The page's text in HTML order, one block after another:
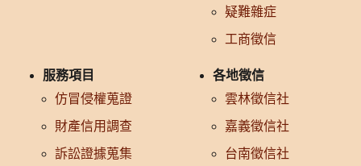
疑難雜症
工商徵信
服務項目
仿冒侵權蒐證
財產信用調查
訴訟證據蒐集
各地徵信
雲林徵信社
嘉義徵信社
台南徵信社